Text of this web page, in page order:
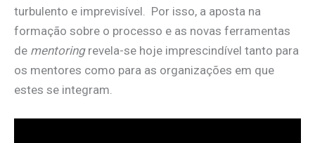
turbulento e imprevisível. Por isso, a aposta na
formação sobre o processo e as novas ferramentas
de mentoringrevela-se hoje imprescindível tanto para
os mentores como para as organizações em que
estes se integram.